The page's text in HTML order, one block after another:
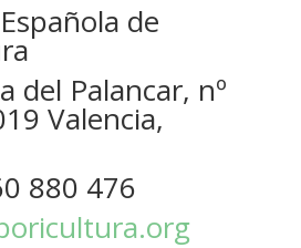
de
del Palancar, nº
Valencia,
880 476